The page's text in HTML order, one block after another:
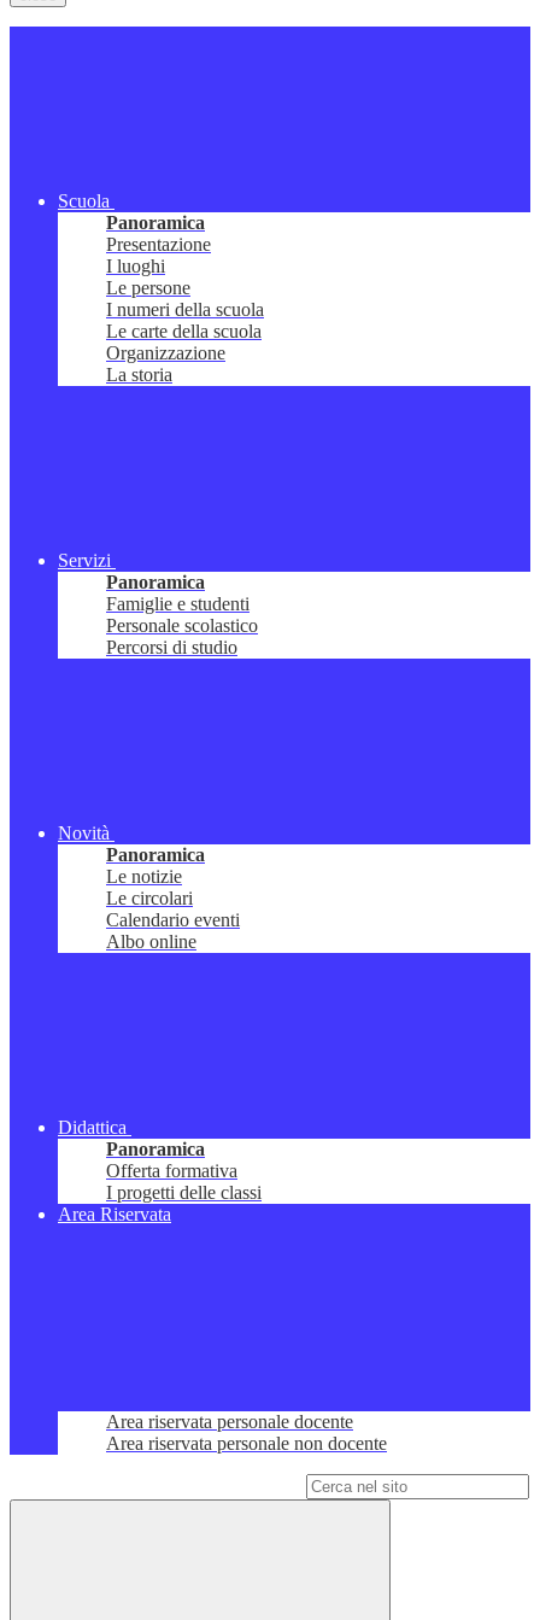
Scuola
Panoramica
Presentazione
I luoghi
Le persone
I numeri della scuola
Le carte della scuola
Organizzazione
La storia
Servizi
Panoramica
Famiglie e studenti
Personale scolastico
Percorsi di studio
Novità
Panoramica
Le notizie
Le circolari
Calendario eventi
Albo online
Didattica
Panoramica
Offerta formativa
I progetti delle classi
Area Riservata
Area riservata personale docente
Area riservata personale non docente